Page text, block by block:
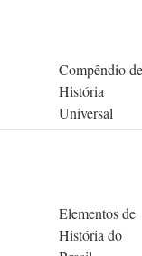
Compêndio de
História
Universal
Elementos de
História do